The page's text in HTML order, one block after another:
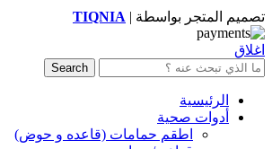
تصميم المتجر بواسطة | TIQNIA
اغلاق
Search
الرئيسية
أدوات صحية
اطقم حمامات (قاعده و حوض)